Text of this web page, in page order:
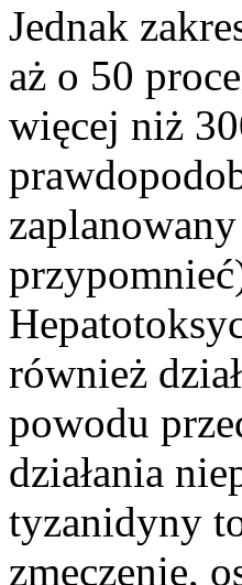
Jednak
aż o 50
więcej niż
również
powodu
działania
tyzanidyny
zmęczenie,